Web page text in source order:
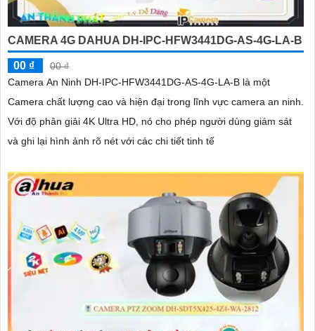
CAMERA 4G DAHUA DH-IPC-HFW3441DG-AS-4G-LA-B
00 ₫
00 ₫
Camera An Ninh DH-IPC-HFW3441DG-AS-4G-LA-B là một
Camera chất lượng cao và hiện đại trong lĩnh vực camera an ninh.
Với độ phân giải 4K Ultra HD, nó cho phép người dùng giám sát
và ghi lại hình ảnh rõ nét với các chi tiết tinh tế